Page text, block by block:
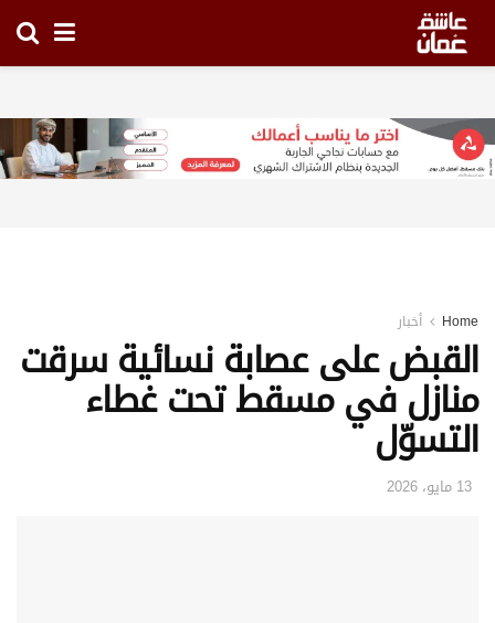
Home أخبار
القبض على عصابة نسائية سرقت
منازل في مسقط تحت غطاء
التسوّل
13 مايو، 2026